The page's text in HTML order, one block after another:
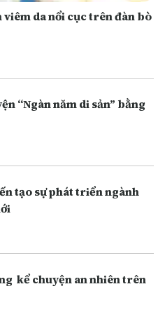
viêm da nổi cục trên đàn bò
“Ngàn năm di sản” bằng
tạo sự phát triển ngành
kể chuyện an nhiên trên